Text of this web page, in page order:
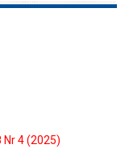
Nr 4 (2025)